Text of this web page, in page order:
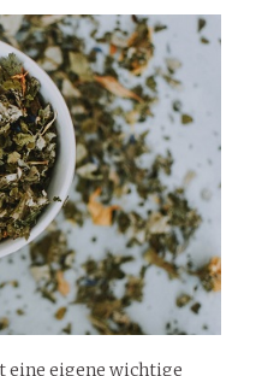
eine eigene wichtige